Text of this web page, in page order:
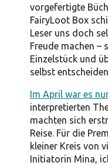
vorgefertigte
FairyLoot Box
Leser uns doch
Freude machen –
Einzelstück und
selbst
Im April war es
interpretierten
machten sich
Reise. Für die
kleiner Kreis von
Initiatorin Mina,